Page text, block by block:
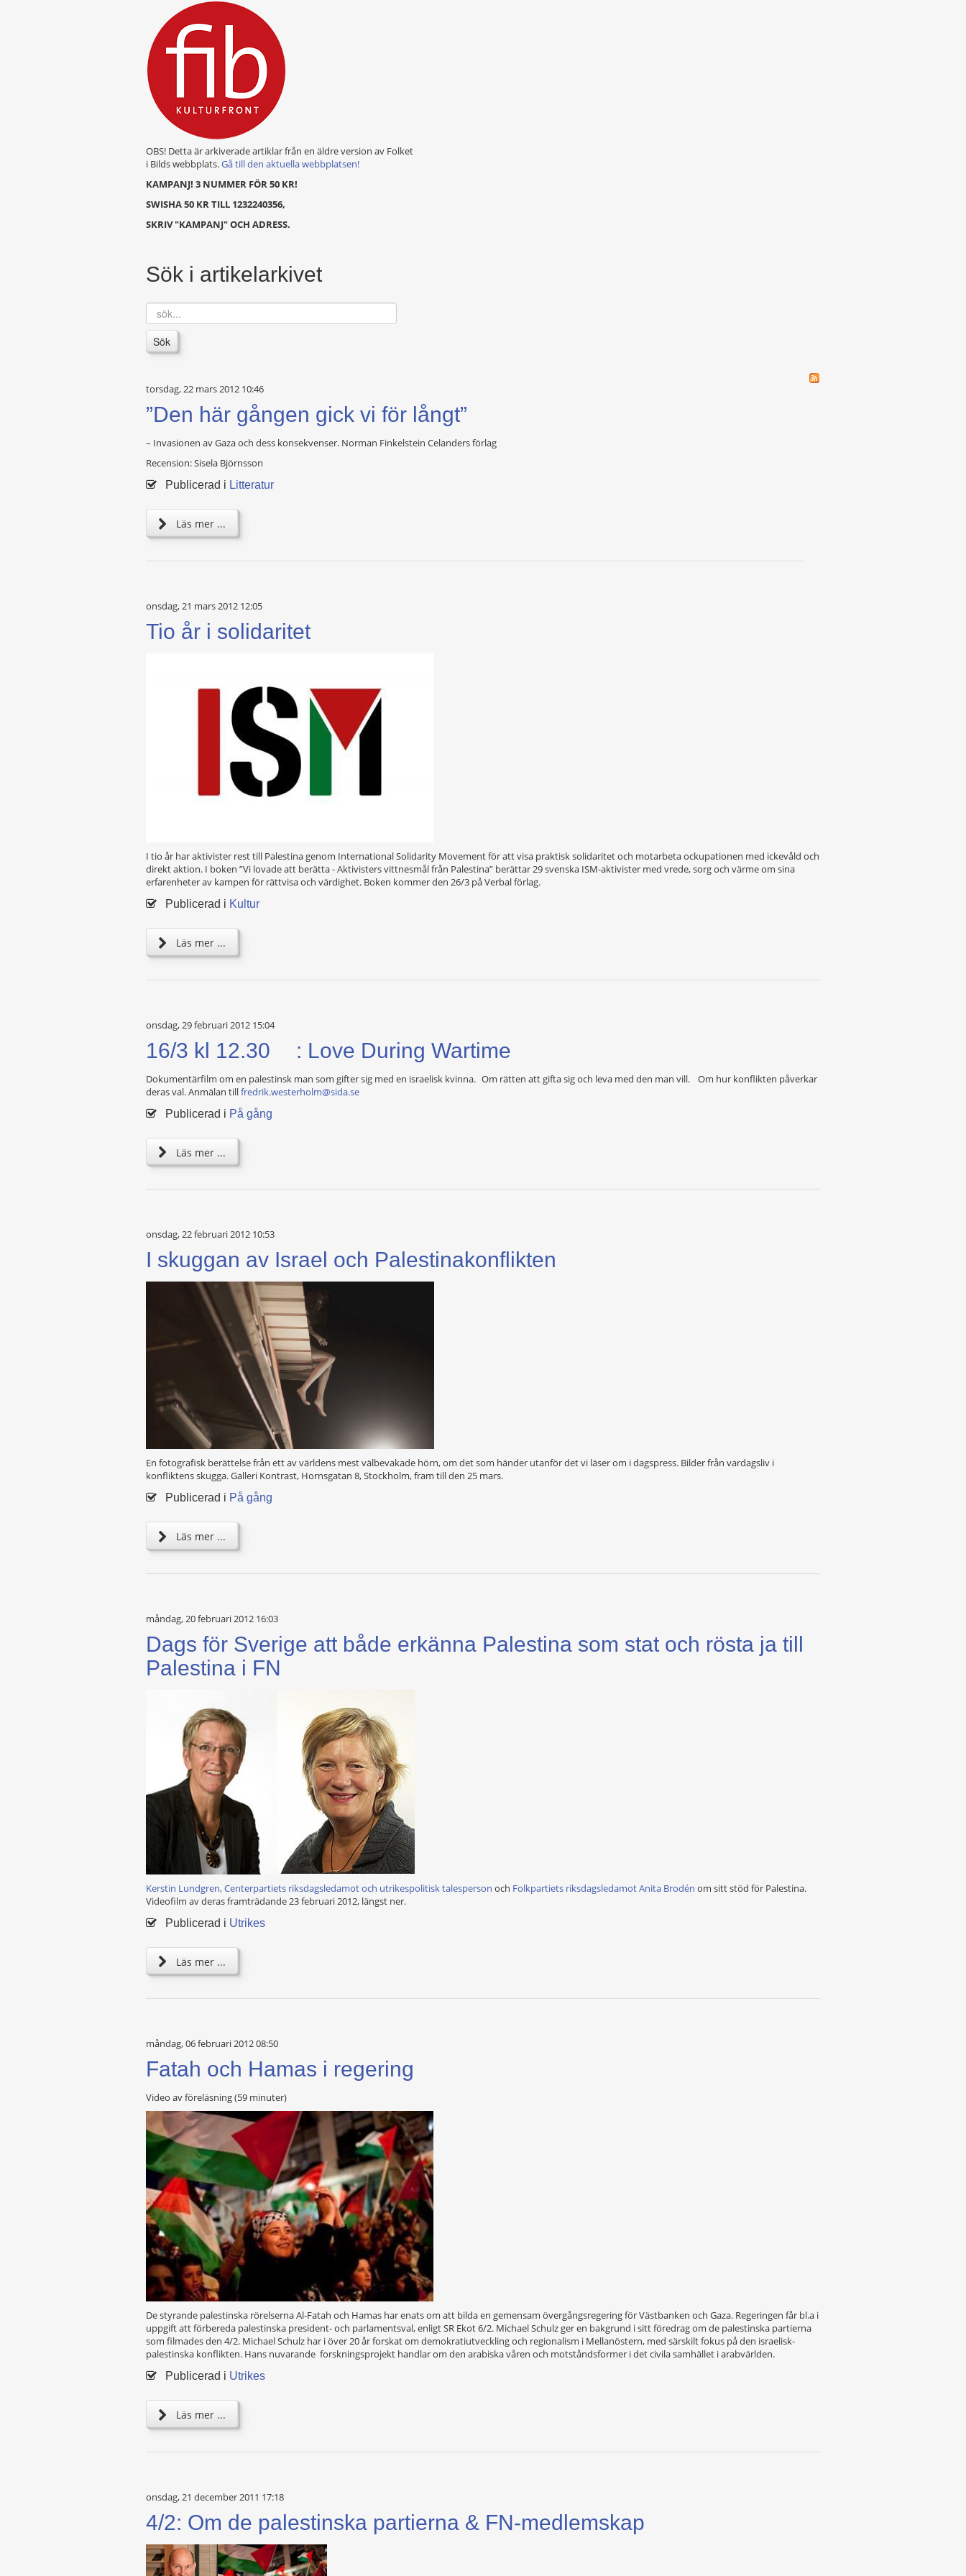
OBS! Detta är arkiverade artiklar från en äldre version av Folket
i Bilds webbplats.Gå till den aktuella webbplatsen!
KAMPANJ! 3 NUMMER FÖR 50 KR!
SWISHA 50 KR TILL 1232240356,
SKRIV "KAMPANJ" OCH ADRESS.
Sök i artikelarkivet
sök...
Sök
torsdag, 22 mars 2012 10:46
”Den här gången gick vi för långt”
– Invasionen av Gaza och dess konsekvenser. Norman Finkelstein Celanders förlag
Recension: Sisela Björnsson
Publicerad i Litteratur
Läs mer ...
onsdag, 21 mars 2012 12:05
Tio år i solidaritet
I tio år har aktivister rest till Palestina genom International Solidarity Movement för att visa praktisk solidaritet och motarbeta ockupationen med ickevåld och
direkt aktion. I boken ”Vi lovade att berätta - Aktivisters vittnesmål från Palestina” berättar 29 svenska ISM-aktivister med vrede, sorg och värme om sina
erfarenheter av kampen för rättvisa och värdighet. Boken kommer den 26/3 på Verbal förlag.
Publicerad i Kultur
Läs mer ...
onsdag, 29 februari 2012 15:04
16/3 kl 12.30 : Love During Wartime
Dokumentärfilm om en palestinsk man som gifter sig med en israelisk kvinna. Om rätten att gifta sig och leva med den man vill. Om hur konflikten påverkar
deras val. Anmälan tillfredrik.westerholm@sida.se
Publicerad i På gång
Läs mer ...
onsdag, 22 februari 2012 10:53
I skuggan av Israel och Palestinakonflikten
En fotografisk berättelse från ett av världens mest välbevakade hörn, om det som händer utanför det vi läser om i dagspress. Bilder från vardagsliv i
konfliktens skugga. Galleri Kontrast, Hornsgatan 8, Stockholm, fram till den 25 mars.
Publicerad i På gång
Läs mer ...
måndag, 20 februari 2012 16:03
Dags för Sverige att både erkänna Palestina som stat och rösta ja till
Palestina i FN
Kerstin Lundgren, Centerpartiets riksdagsledamot och utrikespolitisk talesperson och Folkpartiets riksdagsledamot Anita Brodén om sitt stöd för Palestina.
Videofilm av deras framträdande 23 februari 2012, längst ner.
Publicerad i Utrikes
Läs mer ...
måndag, 06 februari 2012 08:50
Fatah och Hamas i regering
Video av föreläsning (59 minuter)
De styrande palestinska rörelserna Al-Fatah och Hamas har enats om att bilda en gemensam övergångsregering för Västbanken och Gaza. Regeringen får bl.a i
uppgift att förbereda palestinska president- och parlamentsval, enligt SR Ekot 6/2. Michael Schulz ger en bakgrund i sitt föredrag om de palestinska partierna
som filmades den 4/2. Michael Schulz har i över 20 år forskat om demokratiutveckling och regionalism i Mellanöstern, med särskilt fokus på den israelisk-
palestinska konflikten. Hans nuvarande forskningsprojekt handlar om den arabiska våren och motståndsformer i det civila samhället i arabvärlden.
Publicerad i Utrikes
Läs mer ...
onsdag, 21 december 2011 17:18
4/2: Om de palestinska partierna & FN-medlemskap